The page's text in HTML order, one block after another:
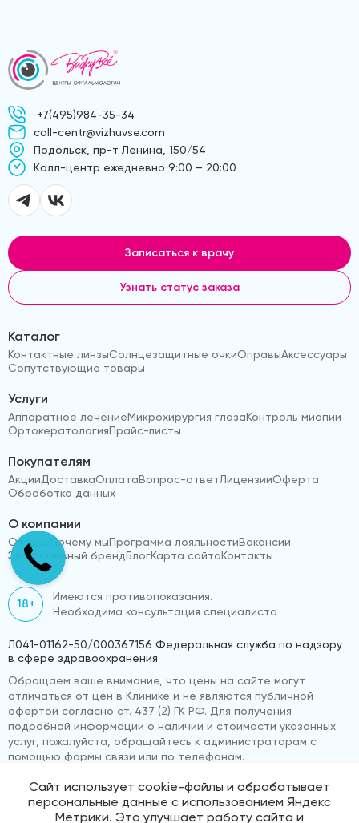
+7(495)984-35-34
call-centr@vizhuvse.com
Подольск, пр-т Ленина, 150/54
Kолл-центр ежедневно 9:00 – 20:00
Записаться к врачу
Узнать статус заказа
Каталог
Контактные линзыСолнцезащитные очкиОправыАксессуары
Сопутствующие товары
Услуги
Аппаратное лечениеМикрохирургия глазаКонтроль миопии
ОртокератологияПрайс-листы
Покупателям
АкцииДоставкаОплатаВопрос-ответЛицензииОферта
Обработка данных
О компании
Отзывы Почему мыПрограмма лояльностиВакансии
Эксклюзивный брендБлогКарта сайтаКонтакты
18+
Имеются противопоказания.
Необходима консультация специалиста
Л041-01162-50/000367156 Федеральная служба по надзору
в сфере здравоохранения
Обращаем ваше внимание, что цены на сайте могут
отличаться от цен в Клинике и не являются публичной
офертой согласно ст. 437 (2) ГК РФ. Для получения
подробной информации о наличии и стоимости указанных
услуг, пожалуйста, обращайтесь к администраторам с
помощью формы связи или по телефонам.
© 2026 «ВижуВсё»
Реквизиты компании
Сайт использует cookie-файлы и обрабатывает
персональные данные с использованием Яндекс
Метрики. Это улучшает работу сайта и